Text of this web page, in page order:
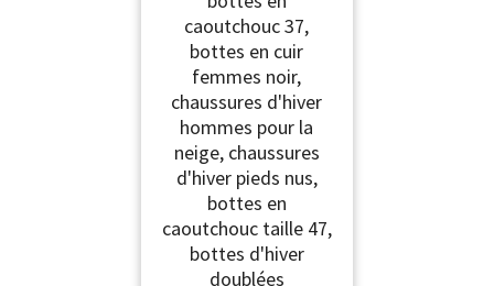
caoutchouc 37,
bottes en cuir
femmes noir,
chaussures d'hiver
hommes pour la
neige, chaussures
d'hiver pieds nus,
bottes en
caoutchouc taille 47,
bottes d'hiver
doublées